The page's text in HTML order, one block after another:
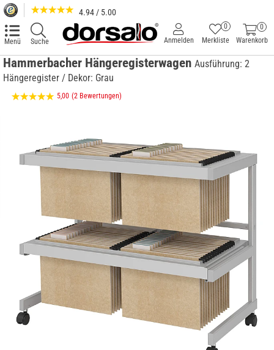
4.94 / 5.00
Menü Suche
0
Warenkorb
Merkliste
0
Anmelden
Hammerbacher Hängeregisterwagen Ausführung: 2
Hängeregister / Dekor: Grau
5,00 (2 Bewertungen)